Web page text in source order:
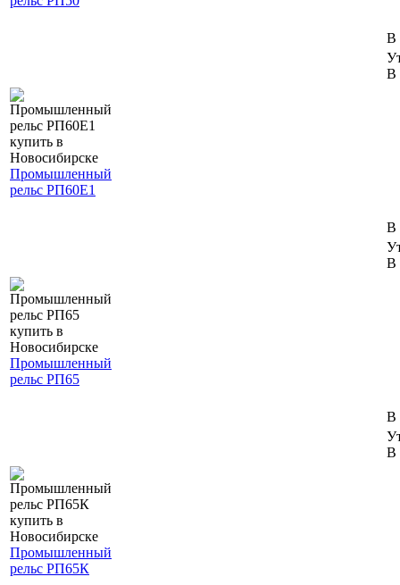
В
Промышленный
рельс РП60Е1
В
В
Промышленный
рельс РП65
В
В
Промышленный
рельс РП65К
В